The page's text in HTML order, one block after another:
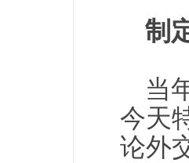
制
当
今天
论外